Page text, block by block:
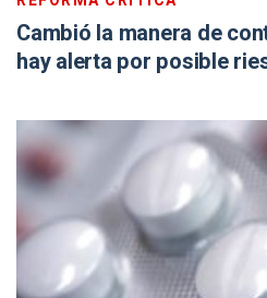
Cambió la manera de
hay alerta por posible